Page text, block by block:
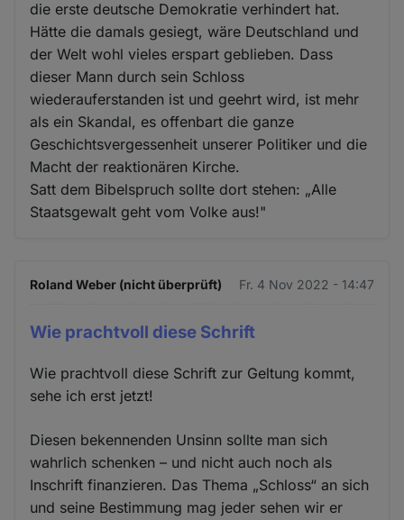
die erste deutsche Demokratie verhindert hat.
Hätte die damals gesiegt, wäre Deutschland und
der Welt wohl vieles erspart geblieben. Dass
dieser Mann durch sein Schloss
wiederauferstanden ist und geehrt wird, ist mehr
als ein Skandal, es offenbart die ganze
Geschichtsvergessenheit unserer Politiker und die
Macht der reaktionären Kirche.
Satt dem Bibelspruch sollte dort stehen: „Alle
Staatsgewalt geht vom Volke aus!"
Roland Weber (nicht überprüft) Fr. 4 Nov 2022 - 14:47
Wie prachtvoll diese Schrift
Wie prachtvoll diese Schrift zur Geltung kommt,
sehe ich erst jetzt!
Diesen bekennenden Unsinn sollte man sich
wahrlich schenken – und nicht auch noch als
Inschrift finanzieren. Das Thema „Schloss“ an sich
und seine Bestimmung mag jeder sehen wir er